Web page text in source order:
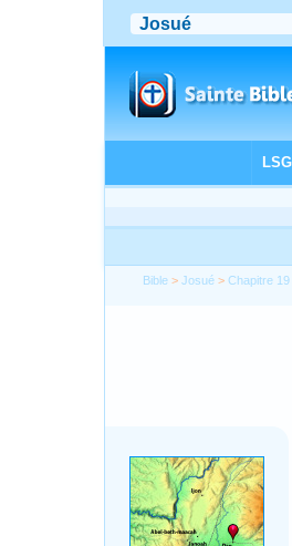
Bible >Josué >Chapitre 19